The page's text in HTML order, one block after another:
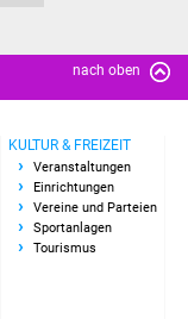
nach oben
KULTUR & FREIZEIT
Veranstaltungen
Einrichtungen
Vereine und Parteien
Sportanlagen
Tourismus